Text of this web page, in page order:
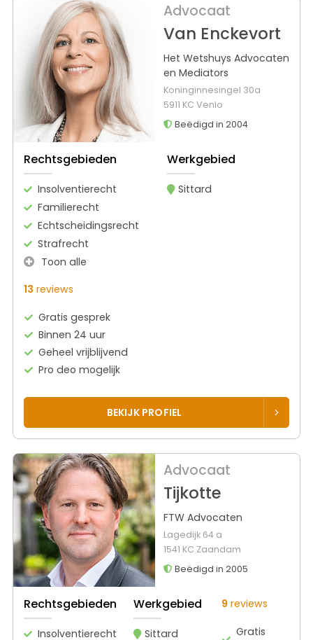
Advocaat
Van Enckevort
Het Wetshuys Advocaten
en Mediators
Koninginnesingel 30a
5911 KC Venlo
Beëdigd in 2004
Rechtsgebieden
Insolventierecht
Familierecht
Echtscheidingsrecht
Strafrecht
Toon alle
Werkgebied
Sittard
13 reviews
Gratis gesprek
Binnen 24 uur
Geheel vrijblijvend
Pro deo mogelijk
BEKIJK PROFIEL
Advocaat
Tijkotte
FTW Advocaten
Lagedijk 64 a
1541 KC Zaandam
Beëdigd in 2005
Rechtsgebieden
Insolventierecht
Werkgebied
Sittard
9 reviews
Gratis